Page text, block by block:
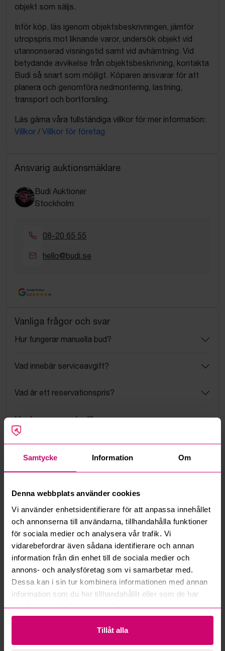
Samtycke Information Om
Denna webbplats använder cookies
Vi använder enhetsidentifierare för att anpassa innehållet
och annonserna till användarna, tillhandahålla funktioner
för sociala medier och analysera vår trafik. Vi
vidarebefordrar även sådana identifierare och annan
information från din enhet till de sociala medier och
annons- och analysföretag som vi samarbetar med.
Dessa kan i sin tur kombinera informationen med annan
information som du har tillhandahållit eller som de har
samlat in när du har använt deras tjänster.
Tillåt alla
objekt som säljs.
Inför köp, läs igenom objektsbeskrivningen, jämför
utropspris mot liknande varor, undersök objekt vid
utannonserad visningstid samt vid avhämtning. Vid
betydande avvikelse från objektsbeskrivning, kontakta
Budi så snart som möjligt. Köparen ansvarar för att
planera och genomföra nedmontering, lastning,
transport och bortforsling.
Läs gärna våra fullständiga villkor för mer information:
Villkor / Villkor för företag
Ansvarig auktionsmäklare
Budi Auktioner
Stockholm
08-20 65 55
hello@budi.se
Google Rating
4.5
Vanliga frågor och svar
Hur fungerar manuella bud?
Vad innebär serviceavgift?
Vad är ett reservationspris?
Hur fungerar maxbud?
Hur fungerar budmotorn?
Kan jag ångra ett bud?
Kan ni frakta mina vunna objekt?
Läs fler frågor och svar
Mer från samma kategori
Oanvänd Oanvänd